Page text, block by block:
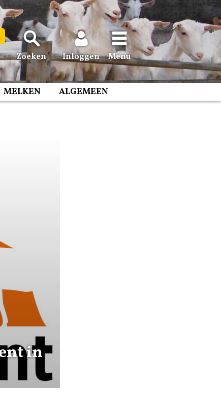
Zoeken Inloggen Menu
MELKEN ALGEMEEN
in